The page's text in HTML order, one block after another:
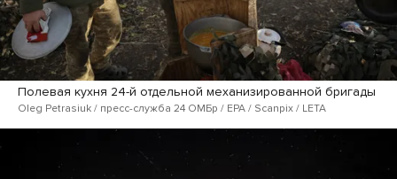
Полевая кухня 24-й отдельной механизированной бригады
Oleg Petrasiuk / пресс-служба 24 ОМБр / EPA / Scanpix / LETA